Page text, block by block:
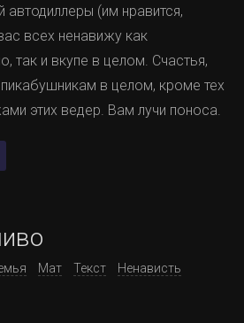
(им нравится,
всех ненавижу как
так и вкупе в целом. Счастья,
в целом, кроме тех
этих ведер. Вам лучи поноса.
Мат Текст
Ненависть